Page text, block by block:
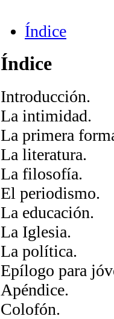
Índice
Índice
Introducción.
La intimidad.
La primera
La literatura.
La filosofía.
El periodismo.
La educación.
La Iglesia.
La política.
Epílogo para
Apéndice.
Colofón.